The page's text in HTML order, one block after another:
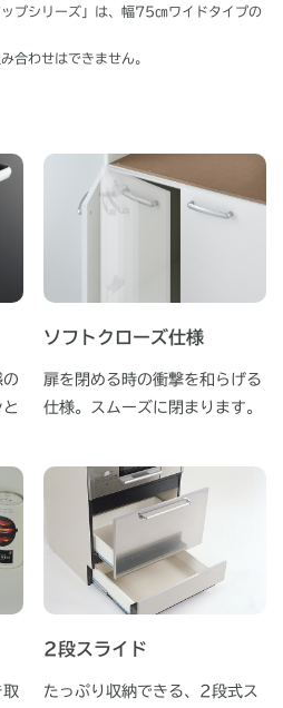
プシリーズ」は、幅75㎝ワイドタイプの
合わせはできません。
ソフトクローズ仕様
扉を閉める時の衝撃を和らげる
仕様。スムーズに閉まります。
取
2段スライド
たっぷり収納できる、2段式ス